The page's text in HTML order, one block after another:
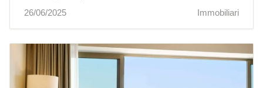
26/06/2025
Immobiliari